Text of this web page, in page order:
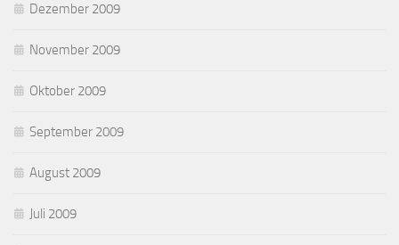
Dezember 2009
November 2009
Oktober 2009
September 2009
August 2009
Juli 2009